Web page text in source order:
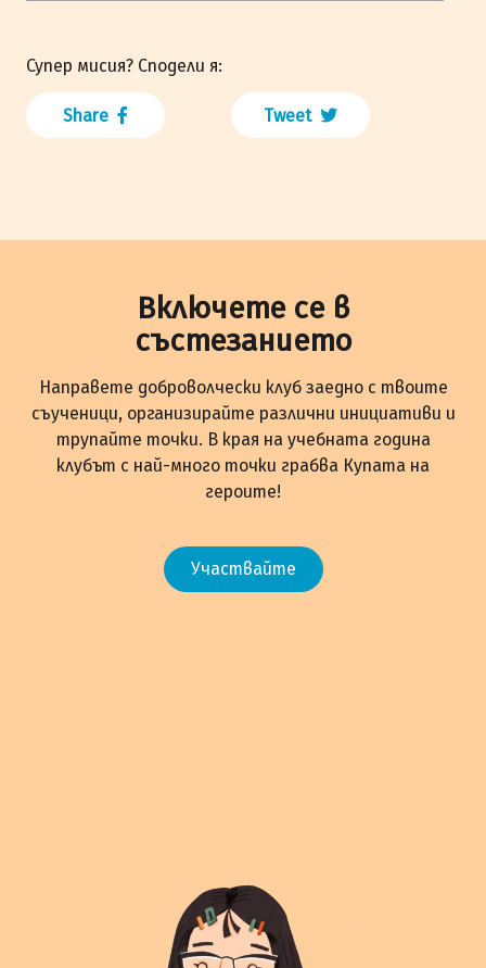
Супер мисия? Сподели я:
Share Tweet
Включете се в
състезанието
Направете доброволчески клуб заедно с твоите
съученици, организирайте различни инициативи и
трупайте точки. В края на учебната година
клубът с най-много точки грабва Купата на
героите!
Участвайте